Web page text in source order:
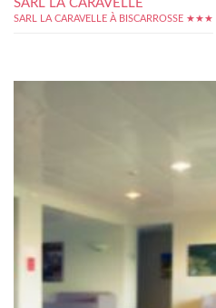
SARL LA CARAVELLE
SARL LA CARAVELLE À BISCARROSSE ★★★